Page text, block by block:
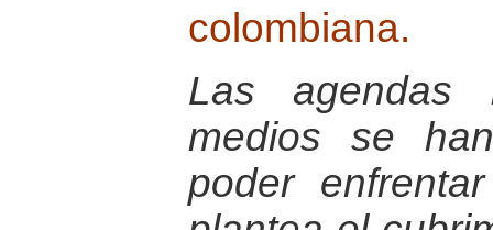
colombiana.
Las agendas
medios se
poder